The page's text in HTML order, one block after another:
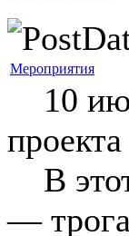
Мероприятия
10
В
—